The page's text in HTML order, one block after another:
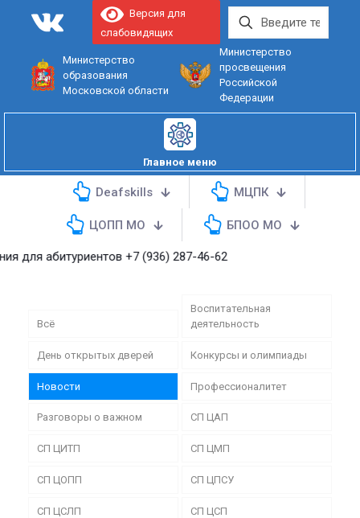
Министерство
образования
Московской области
Министерство
просвещения
Российской
Федерации
Версия для
слабовидящих
Главное меню
Deafskills МЦПК
ЦОПП МО БПОО МО
+7 (936) 287-46-62
Всё
Воспитательная
деятельность
День открытых дверей Конкурсы и олимпиады
Новости Профессионалитет
Разговоры о важном СП ЦАП
СП ЦИТП СП ЦМП
СП ЦОПП СП ЦПСУ
СП ЦСЛП СП ЦСП